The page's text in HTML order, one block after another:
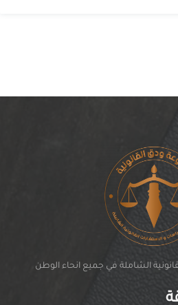
الشاملة في جميع انحاء الوطن